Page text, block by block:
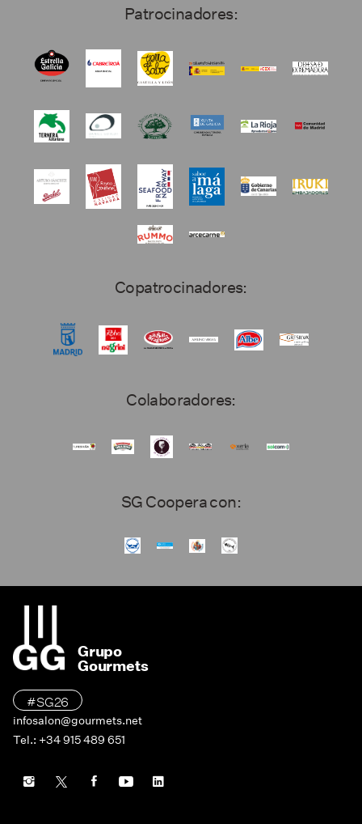
Patrocinadores:
Copatrocinadores:
Colaboradores:
SG Coopera con:
Grupo
Gourmets
#SG26
infosalon@gourmets.net
Tel.: +34 915 489 651